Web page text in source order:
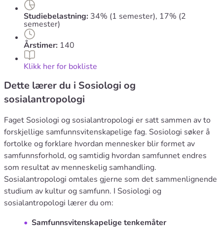
Studiebelastning: 34% (1 semester), 17% (2
semester)
Årstimer: 140
Klikk her for bokliste
Dette lærer du i Sosiologi og
sosialantropologi
Faget Sosiologi og sosialantropologi er satt sammen av to
forskjellige samfunnsvitenskapelige fag. Sosiologi søker å
fortolke og forklare hvordan mennesker blir formet av
samfunnsforhold, og samtidig hvordan samfunnet endres
som resultat av menneskelig samhandling.
Sosialantropologi omtales gjerne som det sammenlignende
studium av kultur og samfunn. I Sosiologi og
sosialantropologi lærer du om:
Samfunnsvitenskapelige tenkemåter